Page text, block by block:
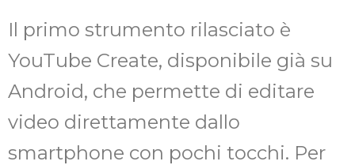
Il primo strumento rilasciato è
YouTube Create, disponibile già su
Android, che permette di editare
video direttamente dallo
smartphone con pochi tocchi. Per